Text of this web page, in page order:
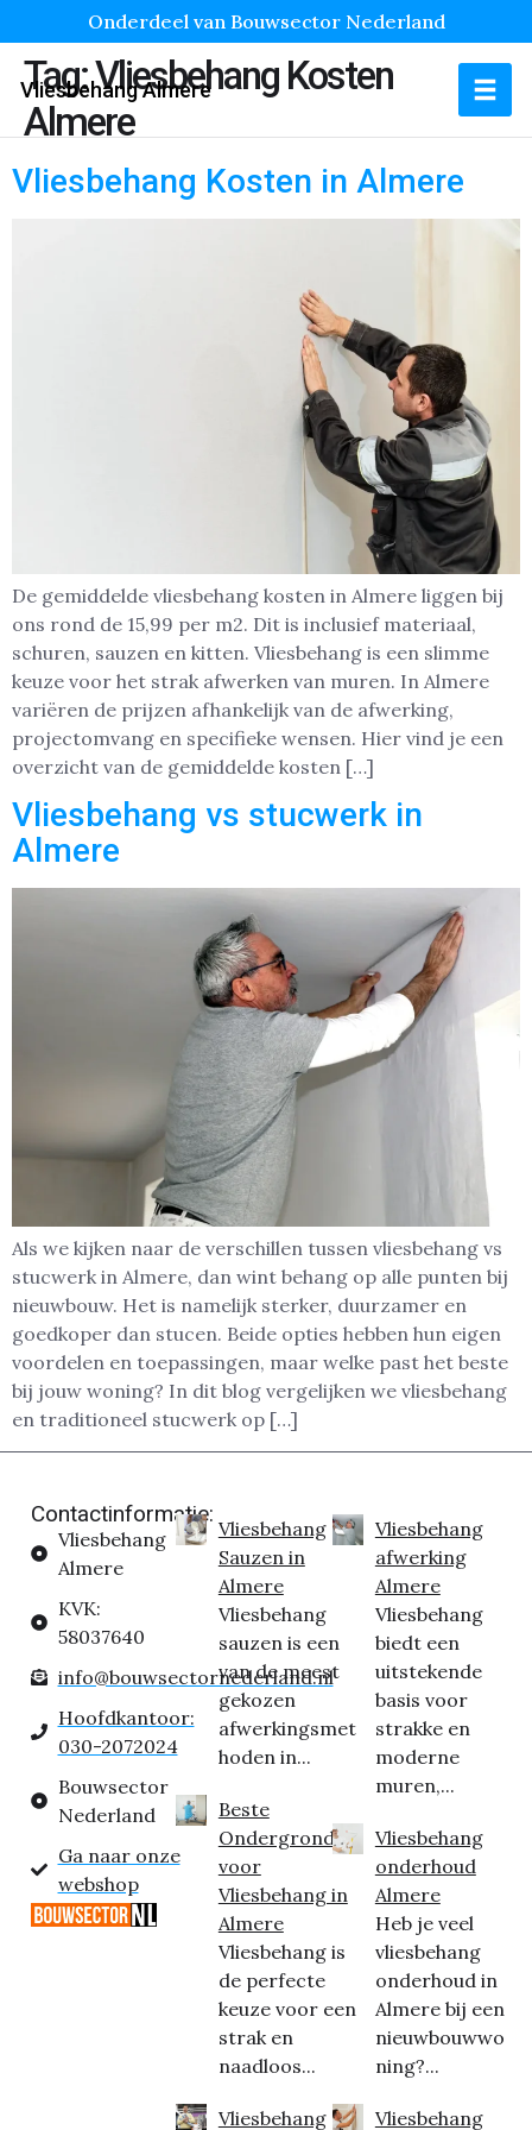
Onderdeel van Bouwsector Nederland
Vliesbehang Almere
Tag:Vliesbehang Kosten
Almere
Vliesbehang Kosten in Almere
De gemiddelde vliesbehang kosten in Almere liggen bij
ons rond de 15,99 per m2. Dit is inclusief materiaal,
schuren, sauzen en kitten. Vliesbehang is een slimme
keuze voor het strak afwerken van muren. In Almere
variëren de prijzen afhankelijk van de afwerking,
projectomvang en specifieke wensen. Hier vind je een
overzicht van de gemiddelde kosten […]
Vliesbehang vs stucwerk in
Almere
Als we kijken naar de verschillen tussen vliesbehang vs
stucwerk in Almere, dan wint behang op alle punten bij
nieuwbouw. Het is namelijk sterker, duurzamer en
goedkoper dan stucen. Beide opties hebben hun eigen
voordelen en toepassingen, maar welke past het beste
bij jouw woning? In dit blog vergelijken we vliesbehang
en traditioneel stucwerk op […]
Contactinformatie:
Vliesbehang
Almere
KVK:
58037640
info@bouwsectornederland.nl
Hoofdkantoor:
030-2072024
Bouwsector
Nederland
Ga naar onze
webshop
Vliesbehang
Sauzen in
Almere
Vliesbehang
sauzen is een
van de meest
gekozen
afwerkingsmet
hoden in...
Beste
Ondergrond
voor
Vliesbehang in
Almere
Vliesbehang is
de perfecte
keuze voor een
strak en
naadloos...
Vliesbehang
Vliesbehang
afwerking
Almere
Vliesbehang
biedt een
uitstekende
basis voor
strakke en
moderne
muren,...
Vliesbehang
onderhoud
Almere
Heb je veel
vliesbehang
onderhoud in
Almere bij een
nieuwbouwwo
ning?...
Vliesbehang